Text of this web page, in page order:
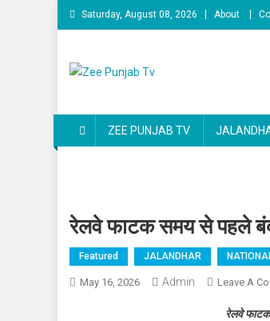
Skip to content
Saturday, August 08, 2026 About
ZEE PUNJAB TV
रेलवे फाटक समय से पहले बंद
Featured JALANDHAR
May 16, 2026 Admin Leave A
रेलवे